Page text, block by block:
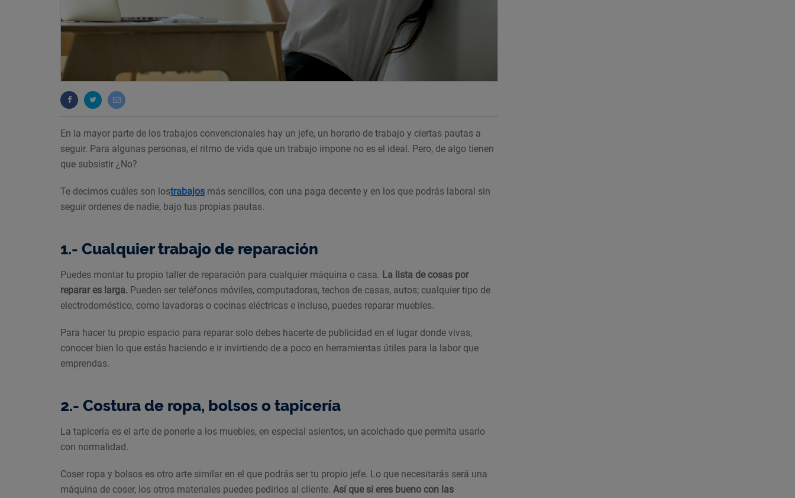
En la mayor parte de los trabajos convencionales hay un jefe, un horario de trabajo y ciertas pautas a
seguir. Para algunas personas, el ritmo de vida que un trabajo impone no es el ideal. Pero, de algo tienen
que subsistir ¿No?
Te decimos cuáles son lostrabajos más sencillos, con una paga decente y en los que podrás laboral sin
seguir ordenes de nadie, bajo tus propias pautas.
1.- Cualquier trabajo de reparación
Puedes montar tu propio taller de reparación para cualquier máquina o casa. La lista de cosas por
reparar es larga. Pueden ser teléfonos móviles, computadoras, techos de casas, autos; cualquier tipo de
electrodoméstico, como lavadoras o cocinas eléctricas e incluso, puedes reparar muebles.
Para hacer tu propio espacio para reparar solo debes hacerte de publicidad en el lugar donde vivas,
conocer bien lo que estás haciendo e ir invirtiendo de a poco en herramientas útiles para la labor que
emprendas.
2.- Costura de ropa, bolsos o tapicería
La tapicería es el arte de ponerle a los muebles, en especial asientos, un acolchado que permita usarlo
con normalidad.
Coser ropa y bolsos es otro arte similar en el que podrás ser tu propio jefe. Lo que necesitarás será una
máquina de coser, los otros materiales puedes pedirlos al cliente. Así que si eres bueno con las